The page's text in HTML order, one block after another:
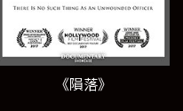
《隕落》